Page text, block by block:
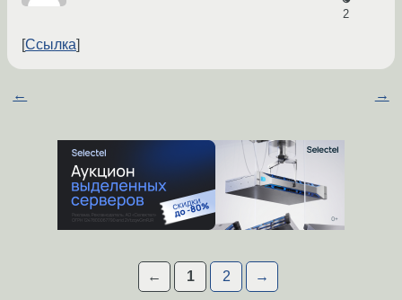
2
Ссылка
← →
← 1 2 →